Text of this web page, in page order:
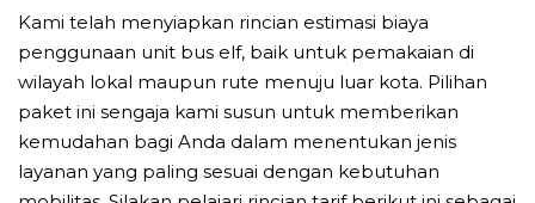
Kami telah menyiapkan rincian estimasi biaya
penggunaan unit bus elf, baik untuk pemakaian di
wilayah lokal maupun rute menuju luar kota. Pilihan
paket ini sengaja kami susun untuk memberikan
kemudahan bagi Anda dalam menentukan jenis
layanan yang paling sesuai dengan kebutuhan